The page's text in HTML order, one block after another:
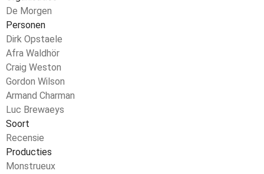
De Morgen
Personen
Dirk Opstaele
Afra Waldhör
Craig Weston
Gordon Wilson
Armand Charman
Luc Brewaeys
Soort
Recensie
Producties
Monstrueux